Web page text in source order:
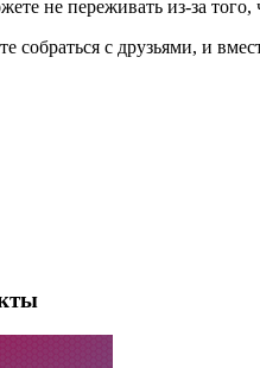
не переживать из-за
собраться с друзьями, и